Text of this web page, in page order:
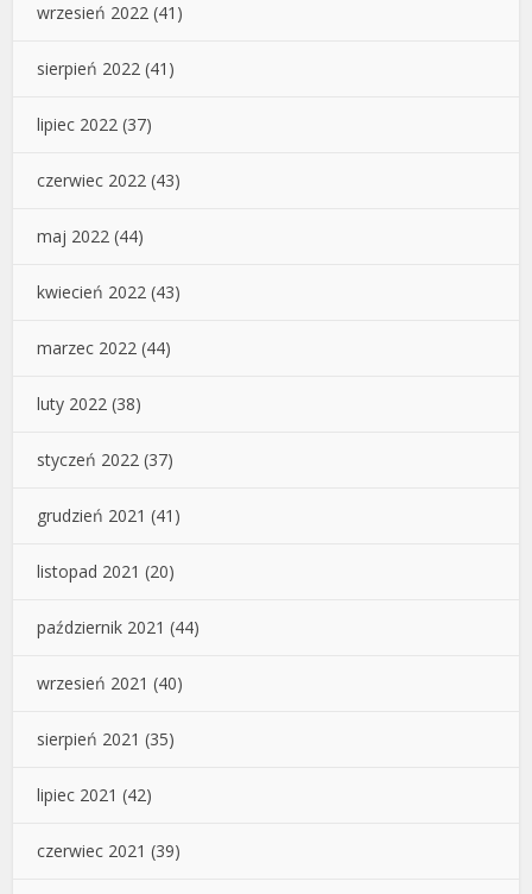
wrzesień 2022 (41)
sierpień 2022 (41)
lipiec 2022 (37)
czerwiec 2022 (43)
maj 2022 (44)
kwiecień 2022 (43)
marzec 2022 (44)
luty 2022 (38)
styczeń 2022 (37)
grudzień 2021 (41)
listopad 2021 (20)
październik 2021 (44)
wrzesień 2021 (40)
sierpień 2021 (35)
lipiec 2021 (42)
czerwiec 2021 (39)